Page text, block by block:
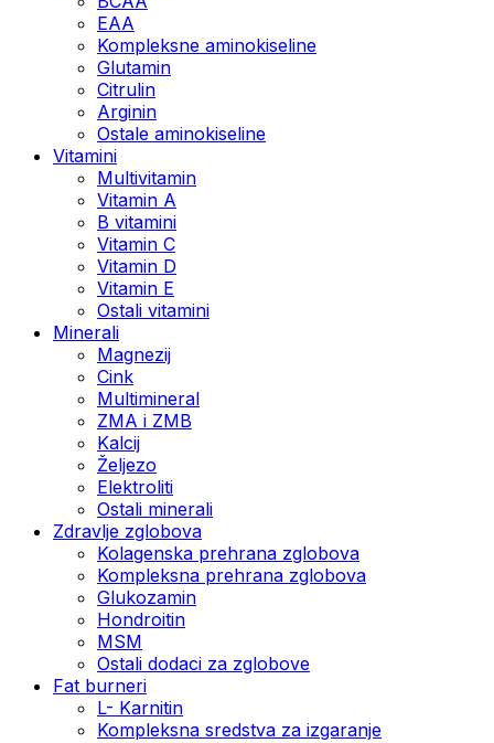
EAA
Kompleksne aminokiseline
Glutamin
Citrulin
Arginin
Ostale aminokiseline
Vitamini
Multivitamin
Vitamin A
B vitamini
Vitamin C
Vitamin D
Vitamin E
Ostali vitamini
Minerali
Magnezij
Cink
Multimineral
ZMA i ZMB
Kalcij
Željezo
Elektroliti
Ostali minerali
Zdravlje zglobova
Kolagenska prehrana zglobova
Kompleksna prehrana zglobova
Glukozamin
Hondroitin
MSM
Ostali dodaci za zglobove
Fat burneri
L- Karnitin
Kompleksna sredstva za izgaranje